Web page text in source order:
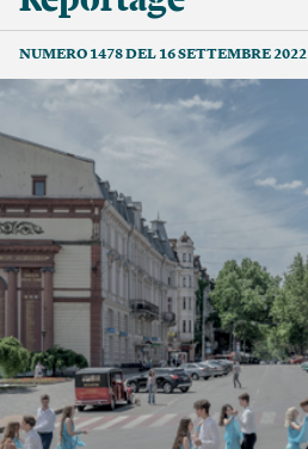
NUMERO 1478 DEL 16 SETTEMBRE 2022